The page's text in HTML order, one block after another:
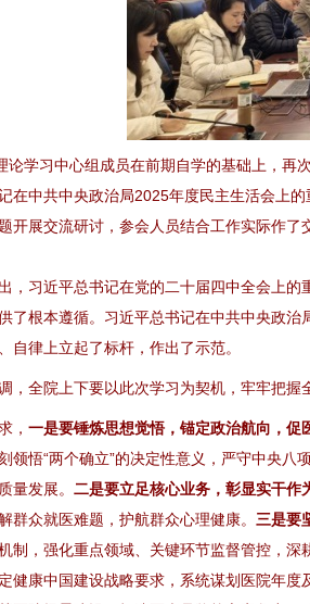
学习中心组成员在前期自学的基础上，再次
在中共中央政治局2025年度民主生活会上
开展交流研讨，参会人员结合工作实际作了
习近平总书记在党的二十届四中全会上的重
了根本遵循。习近平总书记在中共中央政
自律上立起了标杆，作出了示范。
全院上下要以此次学习为契机，牢牢把握
， 一是要锤炼思想觉悟，锚定政治航向，促
领悟“两个确立”的决定性意义，严守中央八
量发展。 二是要立足核心业务，彰显实干作
群众就医难题，护航群众心理健康。 三是要
制，强化重点领域、关键环节监督管控，深
健康中国建设战略要求，系统谋划医院年